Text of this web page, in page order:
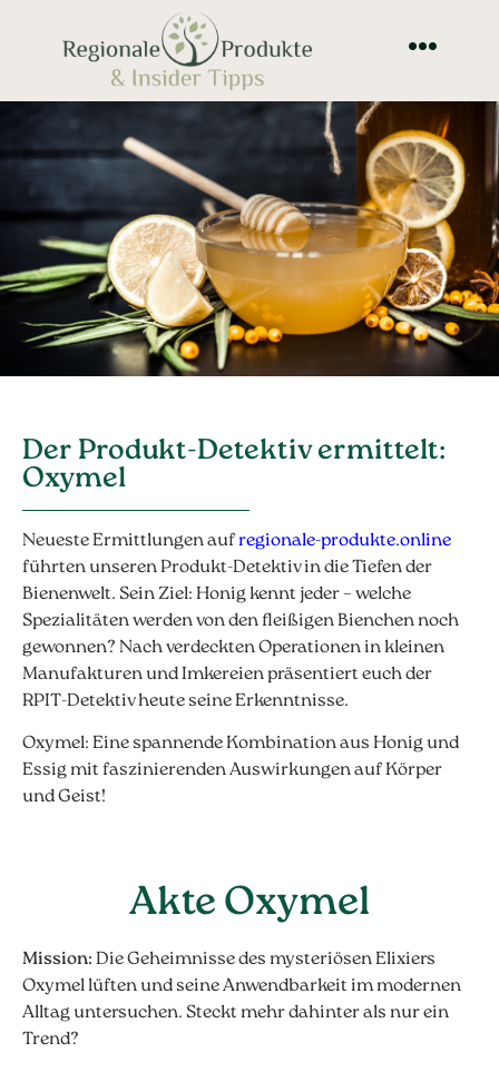
Der Produkt-Detektiv ermittelt:
Oxymel
Neueste Ermittlungen auf regionale-produkte.online
führten unseren Produkt-Detektiv in die Tiefen der
Bienenwelt. Sein Ziel: Honig kennt jeder – welche
Spezialitäten werden von den fleißigen Bienchen noch
gewonnen? Nach verdeckten Operationen in kleinen
Manufakturen und Imkereien präsentiert euch der
RPIT-Detektiv heute seine Erkenntnisse.
Oxymel: Eine spannende Kombination aus Honig und
Essig mit faszinierenden Auswirkungen auf Körper
und Geist!
Akte Oxymel
Mission: Die Geheimnisse des mysteriösen Elixiers
Oxymel lüften und seine Anwendbarkeit im modernen
Alltag untersuchen. Steckt mehr dahinter als nur ein
Trend?